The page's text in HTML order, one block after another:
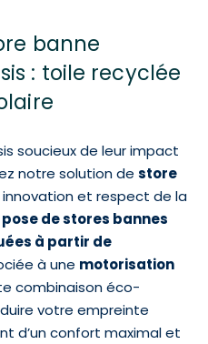
banne
: toile recyclée
soucieux de leur impact
notre solution destore
et respect de la
pose de stores bannes
à partir de
à une motorisation
combinaison éco-
votre empreinte
d’un confort maximal et